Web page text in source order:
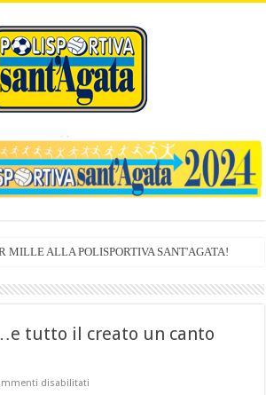
MILLE ALLA POLISPORTIVA SANT'AGATA!
tutto il creato un canto
disabilitati